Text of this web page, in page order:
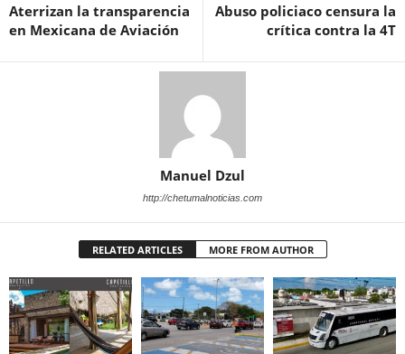
Aterrizan la transparencia
en Mexicana de Aviación
Abuso policiaco censura la
crítica contra la 4T
Manuel Dzul
http://chetumalnoticias.com
RELATED ARTICLES MORE FROM AUTHOR